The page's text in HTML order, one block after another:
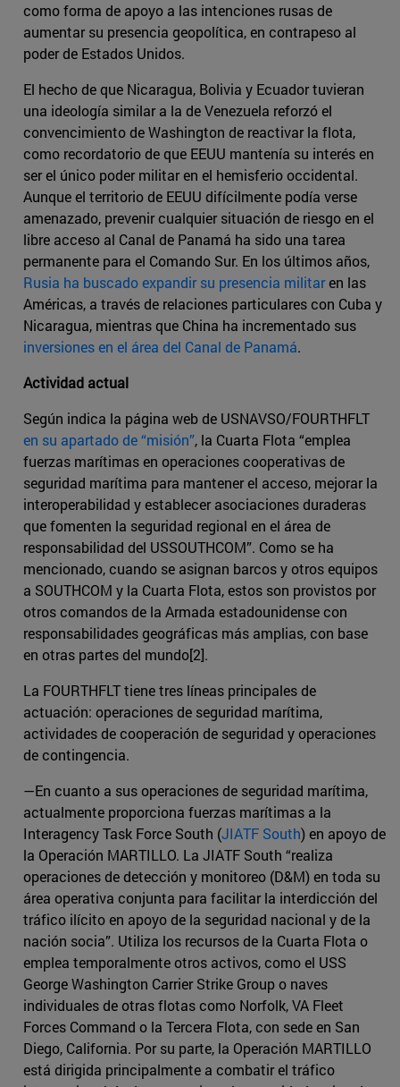
como forma de apoyo a las intenciones rusas de
aumentar su presencia geopolítica, en contrapeso al
poder de Estados Unidos.
El hecho de que Nicaragua, Bolivia y Ecuador tuvieran
una ideología similar a la de Venezuela reforzó el
convencimiento de Washington de reactivar la flota,
como recordatorio de que EEUU mantenía su interés en
ser el único poder militar en el hemisferio occidental.
Aunque el territorio de EEUU difícilmente podía verse
amenazado, prevenir cualquier situación de riesgo en el
libre acceso al Canal de Panamá ha sido una tarea
permanente para el Comando Sur. En los últimos años,
Rusia ha buscado expandir su presencia militaren las
Américas, a través de relaciones particulares con Cuba y
Nicaragua, mientras que China ha incrementado sus
inversiones en el área del Canal de Panamá.
Actividad actual
Según indica la página web de USNAVSO/FOURTHFLT
en su apartado de “misión”, la Cuarta Flota “emplea
fuerzas marítimas en operaciones cooperativas de
seguridad marítima para mantener el acceso, mejorar la
interoperabilidad y establecer asociaciones duraderas
que fomenten la seguridad regional en el área de
responsabilidad del USSOUTHCOM”. Como se ha
mencionado, cuando se asignan barcos y otros equipos
a SOUTHCOM y la Cuarta Flota, estos son provistos por
otros comandos de la Armada estadounidense con
responsabilidades geográficas más amplias, con base
en otras partes del mundo[2].
La FOURTHFLT tiene tres líneas principales de
actuación: operaciones de seguridad marítima,
actividades de cooperación de seguridad y operaciones
de contingencia.
—En cuanto a sus operaciones de seguridad marítima,
actualmente proporciona fuerzas marítimas a la
Interagency Task Force South (JIATF South) en apoyo de
la Operación MARTILLO. La JIATF South “realiza
operaciones de detección y monitoreo (D&M) en toda su
área operativa conjunta para facilitar la interdicción del
tráfico ilícito en apoyo de la seguridad nacional y de la
nación socia”. Utiliza los recursos de la Cuarta Flota o
emplea temporalmente otros activos, como el USS
George Washington Carrier Strike Group o naves
individuales de otras flotas como Norfolk, VA Fleet
Forces Command o la Tercera Flota, con sede en San
Diego, California. Por su parte, la Operación MARTILLO
está dirigida principalmente a combatir el tráfico